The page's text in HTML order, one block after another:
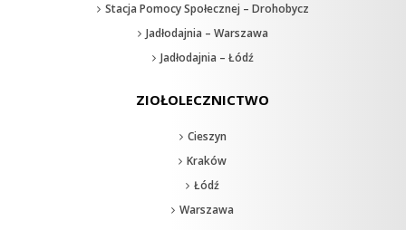
Stacja Pomocy Społecznej – Drohobycz
Jadłodajnia – Warszawa
Jadłodajnia – Łódź
ZIOŁOLECZNICTWO
Cieszyn
Kraków
Łódź
Warszawa